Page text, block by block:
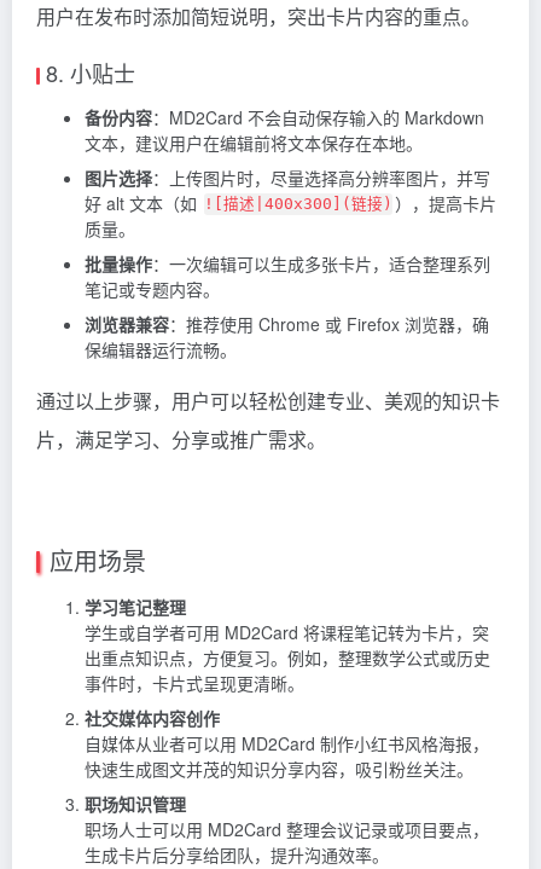
用户在发布时添加简短说明，突出卡片内容的重点。
8. 小贴士
备份内容：MD2Card 不会自动保存输入的 Markdown
文本，建议用户在编辑前将文本保存在本地。
图片选择：上传图片时，尽量选择高分辨率图片，并写
好 alt 文本（如
![描述|400x300](链接) ），提高卡片
质量。
批量操作：一次编辑可以生成多张卡片，适合整理系列
笔记或专题内容。
浏览器兼容：推荐使用 Chrome 或 Firefox 浏览器，确
保编辑器运行流畅。
通过以上步骤，用户可以轻松创建专业、美观的知识卡
片，满足学习、分享或推广需求。
应用场景
学习笔记整理
学生或自学者可用 MD2Card 将课程笔记转为卡片，突
出重点知识点，方便复习。例如，整理数学公式或历史
事件时，卡片式呈现更清晰。
社交媒体内容创作
自媒体从业者可以用 MD2Card 制作小红书风格海报，
快速生成图文并茂的知识分享内容，吸引粉丝关注。
职场知识管理
职场人士可以用 MD2Card 整理会议记录或项目要点，
生成卡片后分享给团队，提升沟通效率。